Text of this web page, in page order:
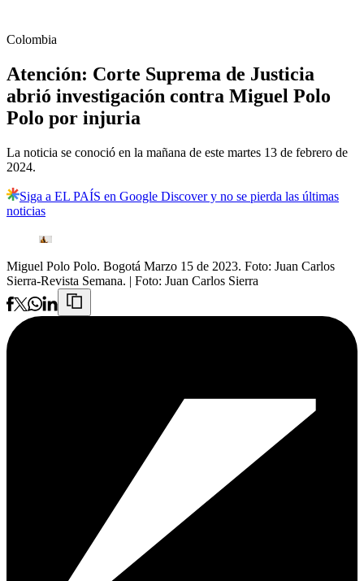
Colombia
Atención: Corte Suprema de Justicia
abrió investigación contra Miguel Polo
Polo por injuria
La noticia se conoció en la mañana de este martes 13 de febrero de
2024.
Siga a EL PAÍS en Google Discover y no se pierda las últimas
noticias
Miguel Polo Polo. Bogotá Marzo 15 de 2023. Foto: Juan Carlos
Sierra-Revista Semana. | Foto: Juan Carlos Sierra